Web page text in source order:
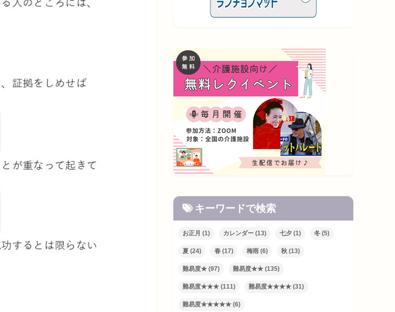
キーワードで検索
お正月 (1) カレンダー (13) 七夕 (1) 冬 (5)
夏 (24) 春 (17) 梅雨 (6) 秋 (13)
難易度★ (97) 難易度★★ (135)
難易度★★★ (111) 難易度★★★★ (31)
難易度★★★★★ (6)